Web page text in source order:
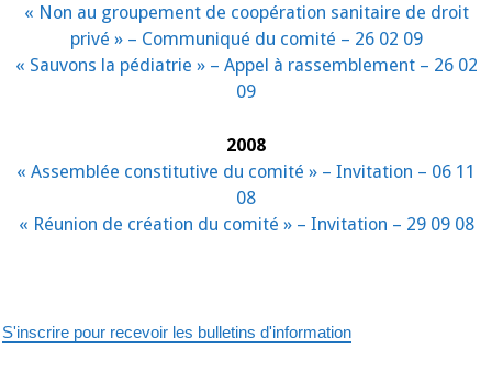
« Non au groupement de coopération sanitaire de droit
privé » – Communiqué du comité – 26 02 09
« Sauvons la pédiatrie » – Appel à rassemblement – 26 02
09
2008
« Assemblée constitutive du comité » – Invitation – 06 11
08
« Réunion de création du comité » – Invitation – 29 09 08
S'inscrire pour recevoir les bulletins d'information